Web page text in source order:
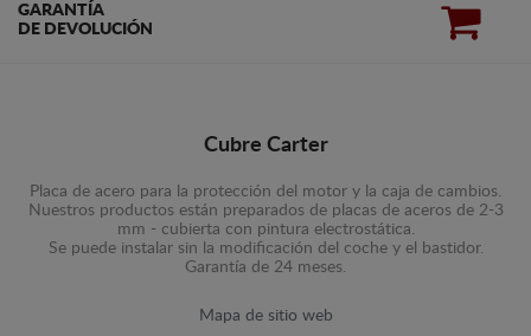
GARANTÍA
DE DEVOLUCIÓN
Cubre Carter
Placa de acero para la protección del motor y la caja de cambios.
Nuestros productos están preparados de placas de aceros de 2-3
mm - cubierta con pintura electrostática.
Se puede instalar sin la modificación del coche y el bastidor.
Garantía de 24 meses.
Mapa de sitio web